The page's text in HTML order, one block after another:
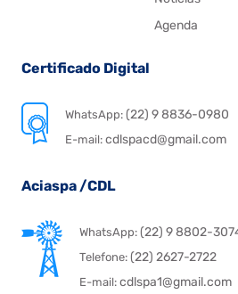
Agenda
Certificado Digital
WhatsApp:(22) 9 8836-0980
E-mail: cdlspacd@gmail.com
Aciaspa /CDL
WhatsApp:(22) 9 8802-
Telefone:(22) 2627-2722
E-mail:cdlspa1@gmail.com